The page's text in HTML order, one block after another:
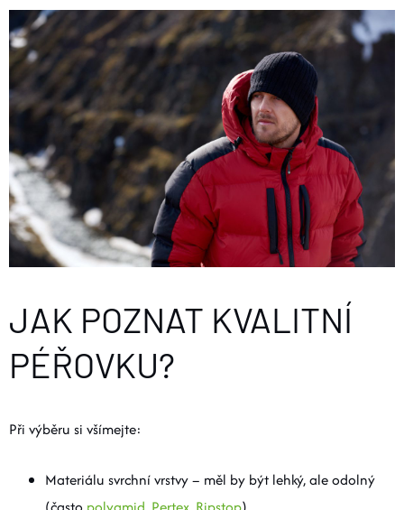
JAK POZNAT KVALITNÍ
PÉŘOVKU?
Při výběru si všímejte:
Materiálu svrchní vrstvy – měl by být lehký, ale odolný